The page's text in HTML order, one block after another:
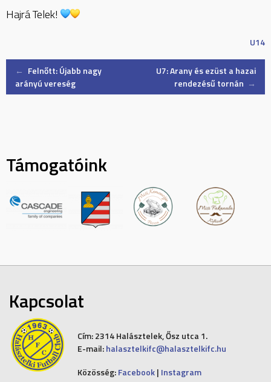
Hajrá Telek!
U14
Post
← Felnőtt: Újabb nagy
arányú vereség
U7: Arany és ezüst a hazai
rendezésű tornán →
Támogatóink
Kapcsolat
Cím:2314 Halásztelek, Ősz utca 1.
E-mail: halasztelkifc@halasztelkifc.hu
Közösség: Facebook| Instagram